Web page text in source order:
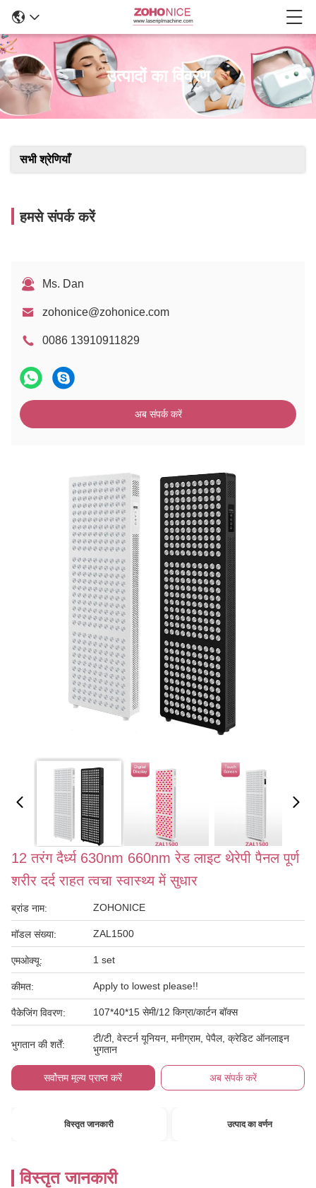
उत्पादों का विवरण
सभी श्रेणियाँ
हमसे संपर्क करें
Ms. Dan
zohonice@zohonice.com
0086 13910911829
अब संपर्क करें
12 तरंग दैर्ध्य 630nm 660nm रेड लाइट थेरेपी पैनल पूर्ण
शरीर दर्द राहत त्वचा स्वास्थ्य में सुधार
ब्रांड नाम: ZOHONICE
मॉडल संख्या: ZAL1500
एमओक्यू: 1 set
कीमत: Apply to lowest please!!
पैकेजिंग विवरण: 107*40*15 सेमी/12 किग्रा/कार्टन बॉक्स
भुगतान की शर्तें:
टी/टी, वेस्टर्न यूनियन, मनीग्राम, पेपैल, क्रेडिट ऑनलाइन
भुगतान
सर्वोत्तम मूल्य प्राप्त करें अब संपर्क करें
विस्तृत जानकारी उत्पाद का वर्णन
विस्तृत जानकारी